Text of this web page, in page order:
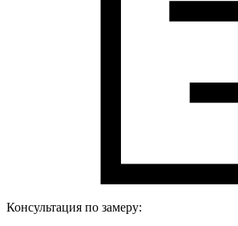
Консультация по замеру: